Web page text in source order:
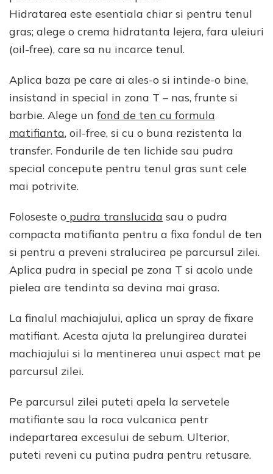
Hidratarea este esentiala chiar si pentru tenul
gras; alege o crema hidratanta lejera, fara uleiuri
(oil-free), care sa nu incarce tenul.
Aplica baza pe care ai ales-o si intinde-o bine,
insistand in special in zona T – nas, frunte si
barbie. Alege un fond de ten cu formula
matifianta, oil-free, si cu o buna rezistenta la
transfer. Fondurile de ten lichide sau pudra
special concepute pentru tenul gras sunt cele
mai potrivite.
Foloseste o pudra translucida sau o pudra
compacta matifianta pentru a fixa fondul de ten
si pentru a preveni stralucirea pe parcursul zilei.
Aplica pudra in special pe zona T si acolo unde
pielea are tendinta sa devina mai grasa.
La finalul machiajului, aplica un spray de fixare
matifiant. Acesta ajuta la prelungirea duratei
machiajului si la mentinerea unui aspect mat pe
parcursul zilei.
Pe parcursul zilei puteti apela la servetele
matifiante sau la roca vulcanica pentr
indepartarea excesului de sebum. Ulterior,
puteti reveni cu putina pudra pentru retusare.